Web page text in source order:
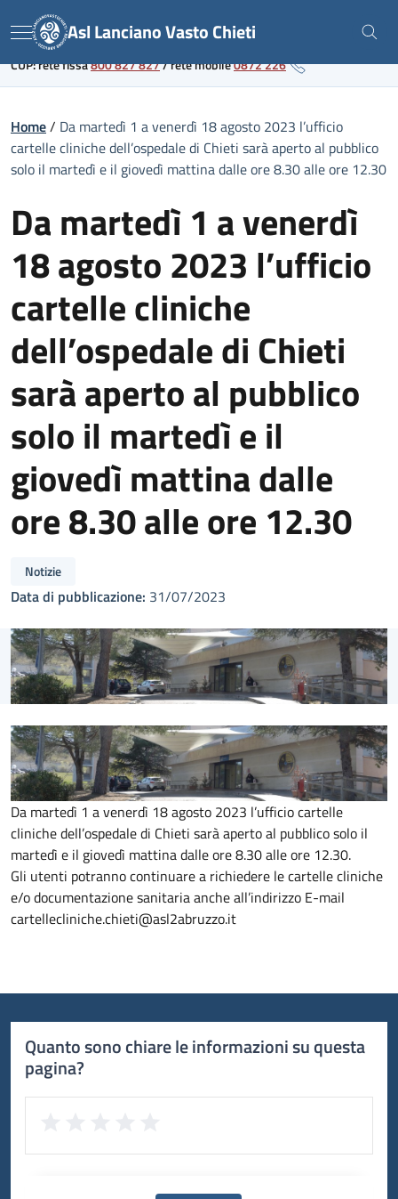
to
content
Link al portale sanitario regionale
Menu Asl Lanciano Vasto Chieti
CUP: rete fissa800 827 827/rete mobile0872 226
Home/ Da martedì 1 a venerdì 18 agosto 2023 l’ufficio
cartelle cliniche dell’ospedale di Chieti sarà aperto al pubblico
solo il martedì e il giovedì mattina dalle ore 8.30 alle ore 12.30
Da martedì 1 a venerdì
18 agosto 2023 l’ufficio
cartelle cliniche
dell’ospedale di Chieti
sarà aperto al pubblico
solo il martedì e il
giovedì mattina dalle
ore 8.30 alle ore 12.30
Notizie
Data di pubblicazione: 31/07/2023
Da martedì 1 a venerdì 18 agosto 2023 l’ufficio cartelle
cliniche dell’ospedale di Chieti sarà aperto al pubblico solo il
martedì e il giovedì mattina dalle ore 8.30 alle ore 12.30.
Gli utenti potranno continuare a richiedere le cartelle cliniche
e/o documentazione sanitaria anche all’indirizzo E-mail
cartellecliniche.chieti@asl2abruzzo.it
Quanto sono chiare le informazioni su questa
pagina?